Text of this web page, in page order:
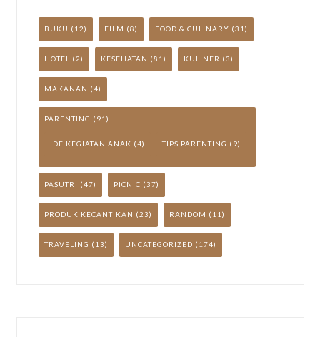
BUKU (12) FILM (8) FOOD & CULINARY (31)
HOTEL (2) KESEHATAN (81) KULINER (3)
MAKANAN (4)
PARENTING (91)
IDE KEGIATAN ANAK (4) TIPS PARENTING (9)
PASUTRI (47) PICNIC (37)
PRODUK KECANTIKAN (23) RANDOM (11)
TRAVELING (13) UNCATEGORIZED (174)